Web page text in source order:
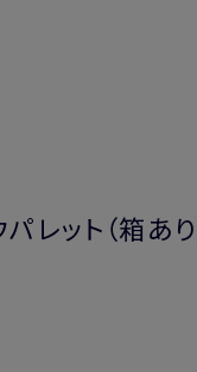
レット（箱あり